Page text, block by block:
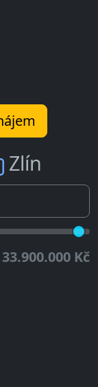
Zlín
33.900.000 Kč